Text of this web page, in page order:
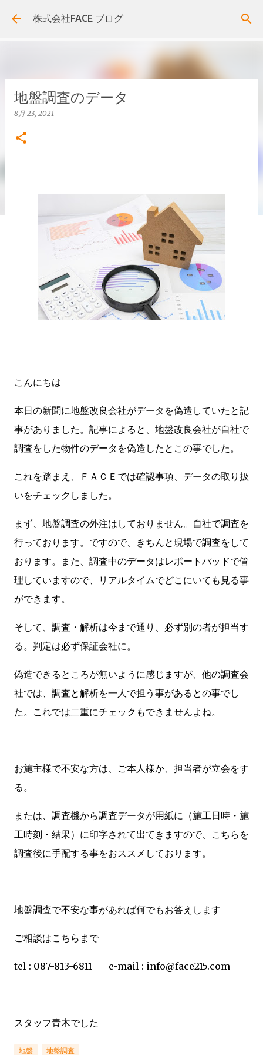
スキップしてメイン コンテンツに移動
株式会社FACE ブログ
地盤調査のデータ
8月 23, 2021
こんにちは
本日の新聞に地盤改良会社がデータを偽造していたと記
事がありました。記事によると、地盤改良会社が自社で
調査をした物件のデータを偽造したとこの事でした。
これを踏まえ、ＦＡＣＥでは確認事項、データの取り扱
いをチェックしました。
まず、地盤調査の外注はしておりません。自社で調査を
行っております。ですので、きちんと現場で調査をして
おります。また、調査中のデータはレポートパッドで管
理していますので、リアルタイムでどこにいても見る事
ができます。
そして、調査・解析は今まで通り、必ず別の者が担当す
る。判定は必ず保証会社に。
偽造できるところが無いように感じますが、他の調査会
社では、調査と解析を一人で担う事があるとの事でし
た。これでは二重にチェックもできませんよね。
お施主様で不安な方は、ご本人様か、担当者が立会をす
る。
または、調査機から調査データが用紙に（施工日時・施
工時刻・結果）に印字されて出てきますので、こちらを
調査後に手配する事をおススメしております。
地盤調査で不安な事があれば何でもお答えします
ご相談はこちらまで
tel : 087-813-6811 e-mail : info@face215.com
スタッフ青木でした
地盤 地盤調査